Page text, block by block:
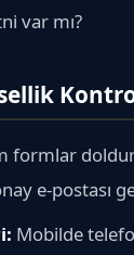
var mı?
formlar
e-postası
Mobilde